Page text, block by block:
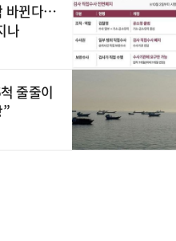
바뀐다…
나
줄줄이